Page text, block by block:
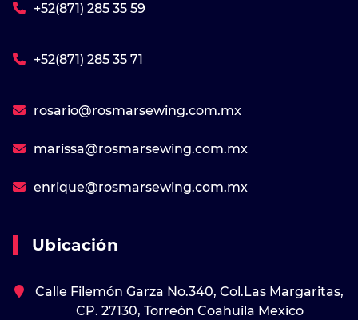
+52(871) 285 35 59
+52(871) 285 35 71
rosario@rosmarsewing.com.mx
marissa@rosmarsewing.com.mx
enrique@rosmarsewing.com.mx
Ubicación
Calle Filemón Garza No.340, Col.Las Margaritas,
CP. 27130, Torreón Coahuila Mexico